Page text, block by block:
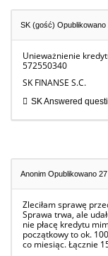
SK (gość) Opublikowano
Unieważnienie
572550340
SK FINANSE S.C.
SKAnswered
Anonim Opublikowano
Zleciłam sprawę
Sprawa trwa, ale
nie płacę kredytu
początkowy to ok.
co miesiąc. Łącznie